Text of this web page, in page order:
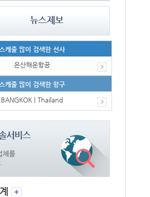
케줄 많이 검색한 선사
은산해운항공
케줄 많이 검색한 항구
BANGKOK | Thailand